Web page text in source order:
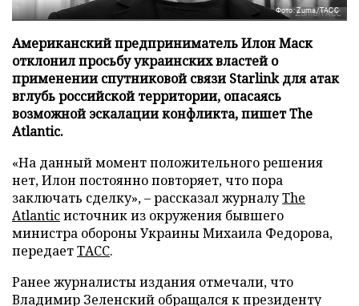
Фото: Zuma/ТАСС
Американский предприниматель Илон Маск
отклонил просьбу украинских властей о
применении спутниковой связи Starlink для атак
вглубь российской территории, опасаясь
возможной эскалации конфликта, пишет The
Atlantic.
«На данный момент положительного решения
нет, Илон постоянно повторяет, что пора
заключать сделку», – рассказал журналуThe
Atlanticисточник из окружения бывшего
министра обороны Украины Михаила Федорова,
передаетТАСС.
Ранее журналисты издания отмечали, что
Владимир Зеленский обращался к президенту